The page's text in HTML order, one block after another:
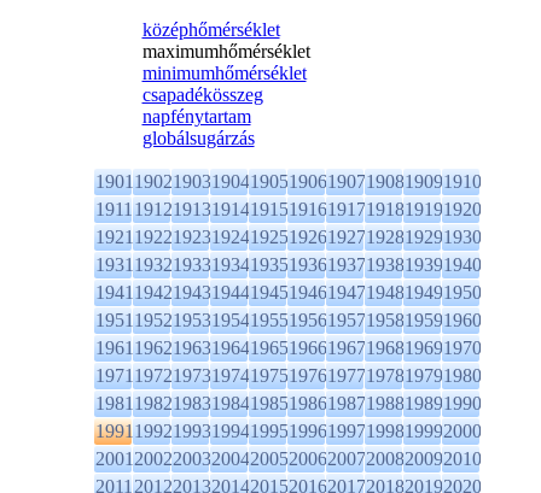
középhőmérséklet
maximumhőmérséklet
minimumhőmérséklet
csapadékösszeg
napfénytartam
globálsugárzás
1901190219031904190519061907190819091910
1911191219131914191519161917191819191920
1921192219231924192519261927192819291930
1931193219331934193519361937193819391940
1941194219431944194519461947194819491950
1951195219531954195519561957195819591960
1961196219631964196519661967196819691970
1971197219731974197519761977197819791980
1981198219831984198519861987198819891990
1991199219931994199519961997199819992000
2001200220032004200520062007200820092010
2011201220132014201520162017201820192020